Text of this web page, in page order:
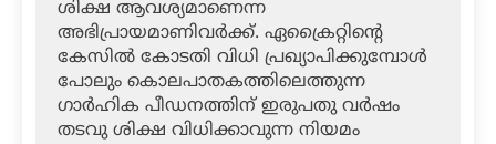
ശിക്ഷ ആവശ്യമാണെന്ന
അഭിപ്രായമാണിവര്‍ക്ക്. ഏക്രൈറ്റിന്റെ
കേസില്‍ കോടതി വിധി പ്രഖ്യാപിക്കുമ്പോള്‍
പോലും കൊലപാതകത്തിലെത്തുന്ന
ഗാര്‍ഹിക പീഡനത്തിന് ഇരുപതു വര്‍ഷം
തടവു ശിക്ഷ വിധിക്കാവുന്ന നിയമം